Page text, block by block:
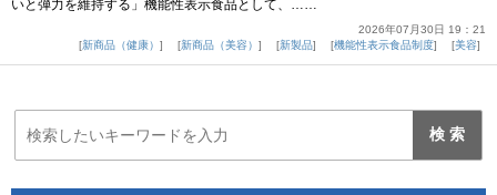
いと弾力を維持する」機能性表示食品として、……
2026年07月30日 19：21
新商品（健康）
新商品（美容） 新製品 機能性表示食品制度 美容